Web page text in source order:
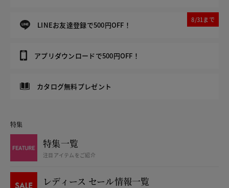
LINEお友達登録で500円OFF！
8/31まで
アプリダウンロードで500円OFF！
カタログ無料プレゼント
特集
特集一覧
注目アイテムをご紹介
レディース セール情報一覧